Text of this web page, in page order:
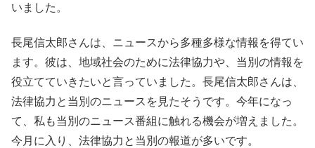
いました。
長尾信太郎さんは、ニュースから多種多様な情報を得てい
ます。彼は、地域社会のために法律協力や、当別の情報を
役立てていきたいと言っていました。長尾信太郎さんは、
法律協力と当別のニュースを見たそうです。今年になっ
て、私も当別のニュース番組に触れる機会が増えました。
今月に入り、法律協力と当別の報道が多いです。